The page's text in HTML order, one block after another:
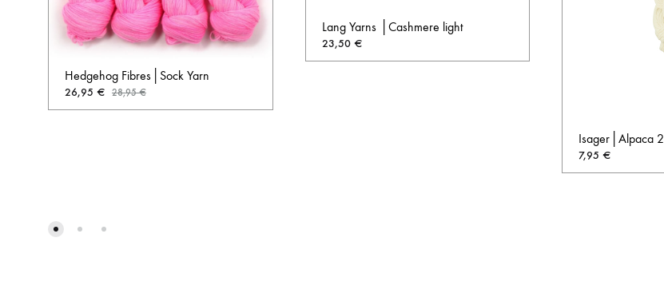
Hedgehog Fibres│Sock Yarn
26,95 € 28,95€
Lang Yarns │Cashmere light
23,50 €
Isager│Alpaca 2
7,95€